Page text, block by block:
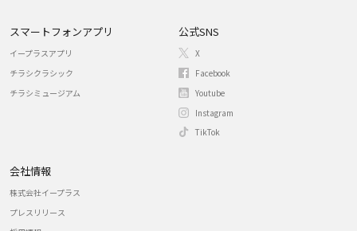
スマートフォンアプリ
イープラスアプリ
チラシクラシック
チラシミュージアム
公式SNS
X
Facebook
Youtube
Instagram
TikTok
会社情報
株式会社イープラス
プレスリリース